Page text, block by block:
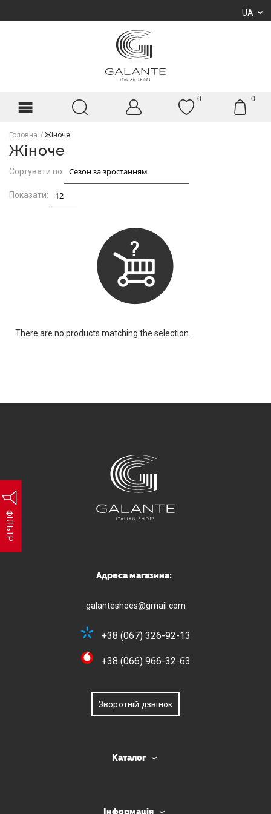
UA
0 0
Головна Жіноче
Жіноче
ФІЛЬТР
Сортувати по
Показати:
There are no products matching the selection.
Адреса магазина:
galanteshoes@gmail.com
+38 (067) 326-92-13
+38 (066) 966-32-63
Зворотній дзвінок
Каталог
Інформація